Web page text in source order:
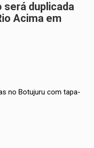
será duplicada
Acima em